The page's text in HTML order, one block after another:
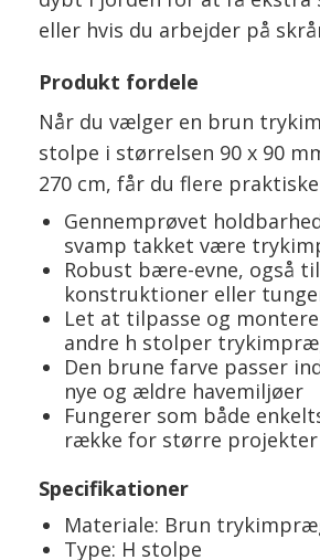
eller hvis du arbejder på
Produkt fordele
Når du vælger en brun
stolpe i størrelsen 90 x 90
270 cm, får du flere
Gennemprøvet
svamp takket være
Robust bære-evne, også
konstruktioner eller
Let at tilpasse og
andre h stolper
Den brune farve passer
nye og ældre havemiljøer
Fungerer som både
række for større projekter
Specifikationer
Materiale: Brun
Type: H stolpe